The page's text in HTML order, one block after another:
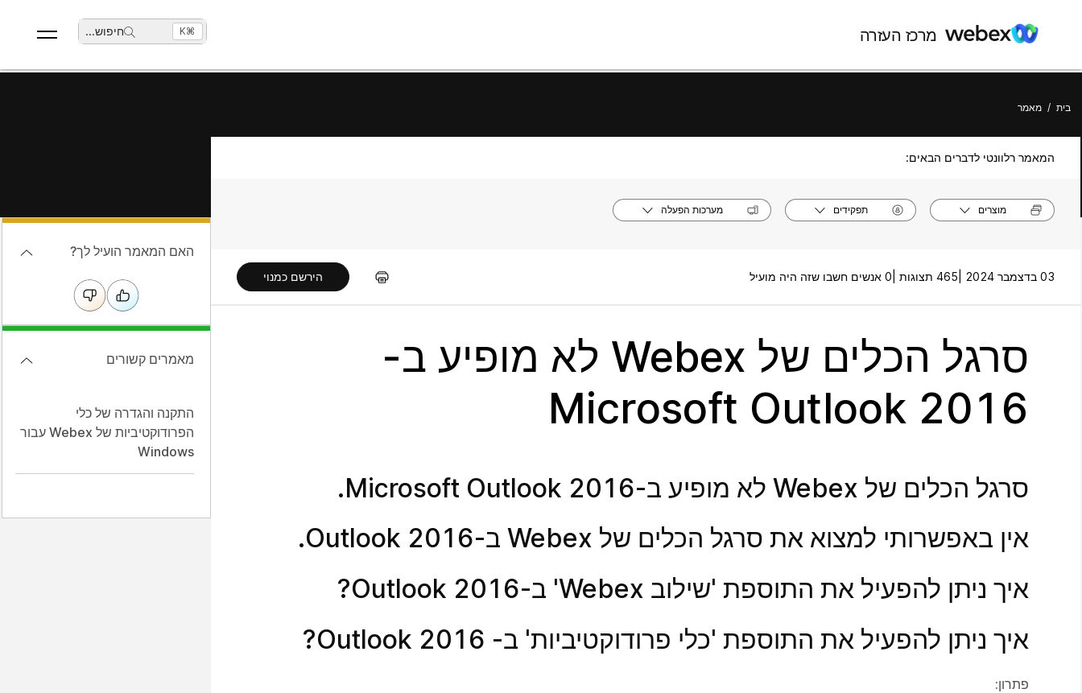
מרכז העזרה חיפוש... ⌘K
בית / מאמר
המאמר רלוונטי לדברים הבאים:
מוצרים תפקידים מערכות הפעלה
03 בדצמבר 2024 | 465 תצוגות | 0 אנשים חשבו שזה היה מועיל הירשם כמנוי
סרגל הכלים של Webex לא מופיע ב-
Microsoft Outlook 2016
סרגל הכלים של Webex לא מופיע ב-Microsoft Outlook 2016.
אין באפשרותי למצוא את סרגל הכלים של Webex ב-Outlook 2016.
איך ניתן להפעיל את התוספת 'שילוב Webex' ב-Outlook 2016?
איך ניתן להפעיל את התוספת 'כלי פרודוקטיביות' ב- Outlook 2016?
פתרון:
האם המאמר הועיל לך?
מאמרים קשורים
התקנה והגדרה של כלי
הפרודוקטיביות של Webex עבור
Windows